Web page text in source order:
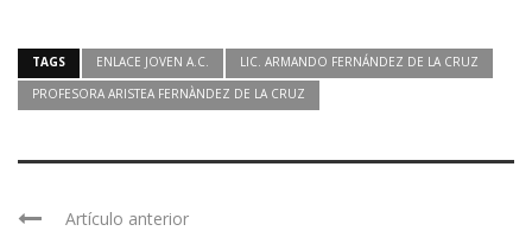
TAGS ENLACE JOVEN A.C.
LIC. ARMANDO FERNÁNDEZ DE LA CRUZ
PROFESORA ARISTEA FERNÀNDEZ DE LA CRUZ
Artículo anterior